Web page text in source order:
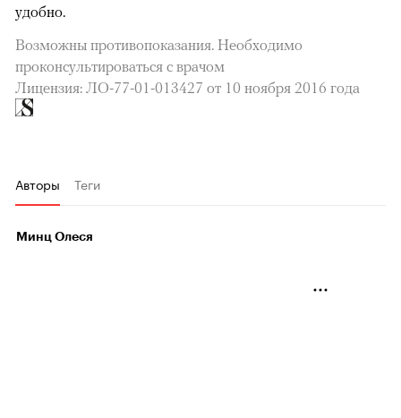
удобно.
Возможны противопоказания. Необходимо
проконсультироваться с врачом
Лицензия: ЛО-77-01-013427 от 10 ноября 2016 года
Авторы Теги
Минц Олеся